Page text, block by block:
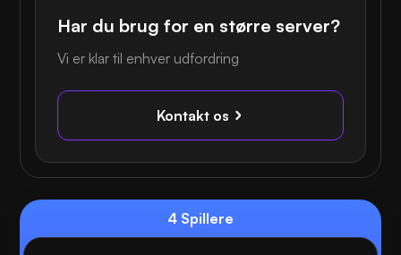
Har du brug for en større server?
Vi er klar til enhver udfordring
Kontakt os
4 Spillere